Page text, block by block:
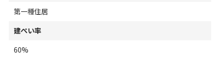
第一種住居
建ぺい率
60%